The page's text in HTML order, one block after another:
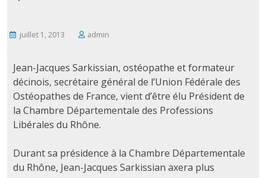
juillet 1, 2013 admin
Jean-Jacques Sarkissian, ostéopathe et formateur
décinois, secrétaire général de l’Union Fédérale des
Ostéopathes de France, vient d’être élu Président de
la Chambre Départementale des Professions
Libérales du Rhône.
Durant sa présidence à la Chambre Départementale
du Rhône, Jean-Jacques Sarkissian axera plus